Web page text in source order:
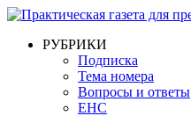
РУБРИКИ
Подписка
Тема номера
Вопросы и ответы
ЕНС